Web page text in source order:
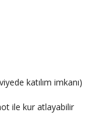
katılım imkanı)
ile kur atlayabilir